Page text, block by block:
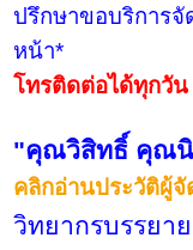
ปรึกษาขอบริการ
หน้า*
โทรติดต่อได้ทุกวั
"คุณวิสิทธิ์ คุณ
คลิกอ่านประวัติผู้
วิทยากรบรรยา